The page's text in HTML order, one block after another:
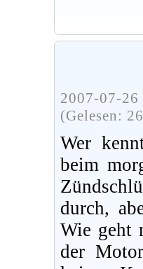
2007-07-
(Gelesen:
Wer
beim
durch,
Wie geht
der